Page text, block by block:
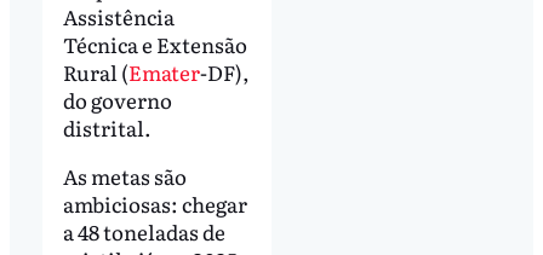
Assistência
Técnica e Extensão
Rural (Emater-DF),
do governo
distrital.
As metas são
ambiciosas: chegar
a 48 toneladas de